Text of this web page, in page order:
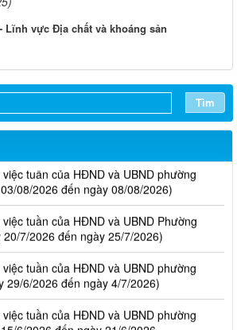
Lĩnh vực Địa chất và khoáng sản
Tìm
tuần của HĐND và UBND phường
08/2026 đến ngày 08/08/2026)
tuần của HĐND và UBND Phường
7/2026 đến ngày 25/7/2026)
tuần của HĐND và UBND phường
29/6/2026 đến ngày 4/7/2026)
tuần của HĐND và UBND phường
6/2026 đến ngày 21/6/2026